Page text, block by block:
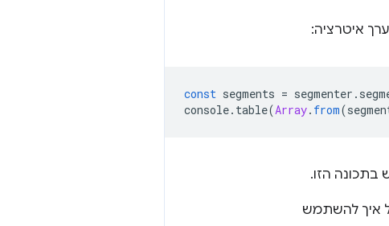
איטרציה:
const segments = segmenter .
console. table(Array. from(
איך להשתמש